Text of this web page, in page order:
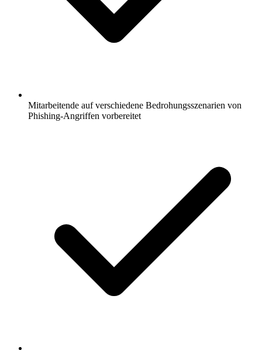
Mitarbeitende auf verschiedene Bedrohungsszenarien von
Phishing-Angriffen vorbereitet